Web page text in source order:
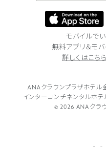
モバイルで
無料アプリ＆モバ
詳しくはこちら
ANAクラウンプラザホテル
インターコンチネンタルホ
© 2026 ANAクラ